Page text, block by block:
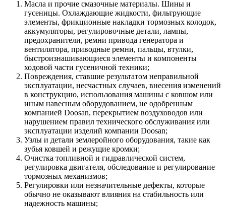
Масла и прочие смазочные материалы. Шины и
гусеницы. Охлаждающие жидкости, фильтрующие
элементы, фрикционные накладки тормозных колодок,
аккумуляторы, регулировочные детали, лампы,
предохранители, ремни привода генератора и
вентилятора, приводные ремни, пальцы, втулки,
быстроизнашивающиеся элементы и компоненты
ходовой части гусеничной техники;
Повреждения, ставшие результатом неправильной
эксплуатации, несчастных случаев, внесения изменений
в конструкцию, использования машины с ковшом или
иным навесным оборудованием, не одобренным
компанией Doosan, перекрытием воздуховодов или
нарушением правил технического обслуживания или
эксплуатации изделий компании Doosan;
Узлы и детали землеройного оборудования, такие как
зубья ковшей и режущие кромки;
Очистка топливной и гидравлической систем,
регулировка двигателя, обследование и регулирование
тормозных механизмов;
Регулировки или незначительные дефекты, которые
обычно не оказывают влияния на стабильность или
надежность машины;